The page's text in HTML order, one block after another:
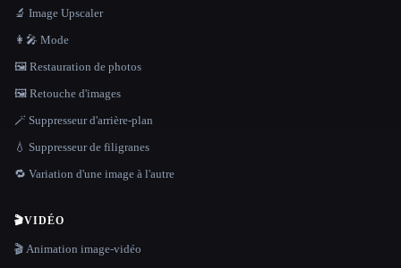
🔬 Image Upscaler
👩‍🎤 Mode
🖼️ Restauration de photos
🖼️ Retouche d'images
🪄 Suppresseur d'arrière-plan
💧 Suppresseur de filigranes
🔁 Variation d'une image à l'autre
🎬VIDÉO
🎬 Animation image-vidéo